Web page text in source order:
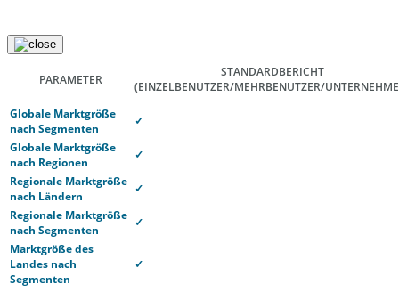
PARAMETER
STANDARDBERICHT
(EINZELBENUTZER/MEHRBENUTZER/
Globale Marktgröße
nach Segmenten
✓
Globale Marktgröße
nach Regionen
✓
Regionale Marktgröße
nach Ländern
✓
Regionale Marktgröße
nach Segmenten
✓
Marktgröße des
Landes nach
Segmenten
✓